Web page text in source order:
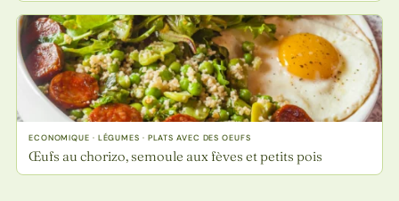
ECONOMIQUE · LÉGUMES · PLATS AVEC DES OEUFS
Œufs au chorizo, semoule aux fèves et petits pois